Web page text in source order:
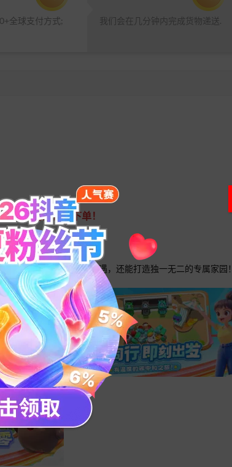
全球支付方式; 我们会在几分钟内完成货物递送.
IOS用户请勿下单！
理念深度融合！
众Q萌可爱的碳宝宝相遇，还能打造独一无二的专属家园！